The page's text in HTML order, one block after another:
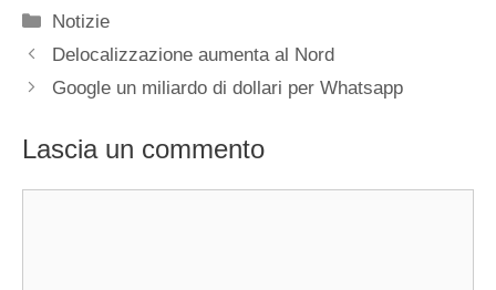
Categorie
Notizie
Delocalizzazione aumenta al Nord
Google un miliardo di dollari per Whatsapp
Lascia un commento